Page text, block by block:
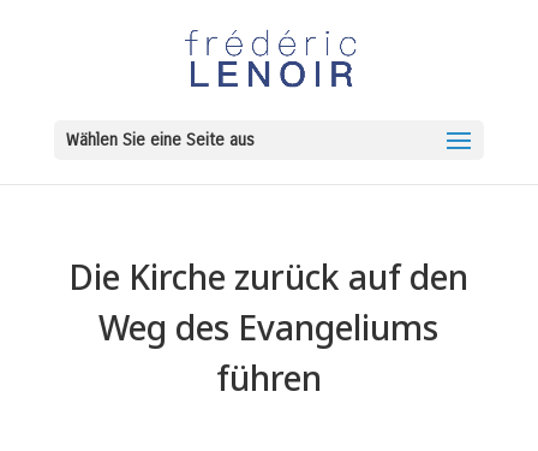
Wählen Sie eine Seite aus
Die Kirche zurück auf den
Weg des Evangeliums
führen